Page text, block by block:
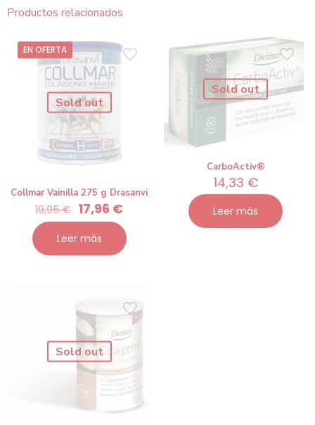
Productos relacionados
EN OFERTA
Sold out
Collmar Vainilla 275 g Drasanvi
19,95€ El
precio
original
era:
19,95 €.
17,96 €El
actual
es:
Leer más
Sold out
CarboActiv®
14,33 €
Leer más
Sold out